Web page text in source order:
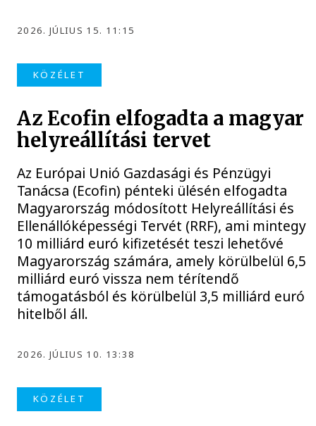
2026. JÚLIUS 15. 11:15
KÖZÉLET
Az Ecofin elfogadta a magyar
helyreállítási tervet
Az Európai Unió Gazdasági és Pénzügyi
Tanácsa (Ecofin) pénteki ülésén elfogadta
Magyarország módosított Helyreállítási és
Ellenállóképességi Tervét (RRF), ami mintegy
10 milliárd euró kifizetését teszi lehetővé
Magyarország számára, amely körülbelül 6,5
milliárd euró vissza nem térítendő
támogatásból és körülbelül 3,5 milliárd euró
hitelből áll.
2026. JÚLIUS 10. 13:38
KÖZÉLET